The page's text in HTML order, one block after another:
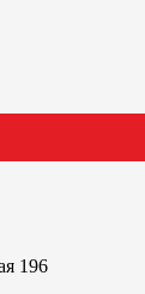
196